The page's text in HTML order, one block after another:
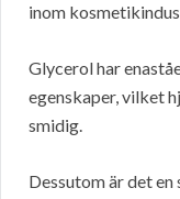
inom
Glycerol har
egenskaper, vilket
smidig.
Dessutom är det